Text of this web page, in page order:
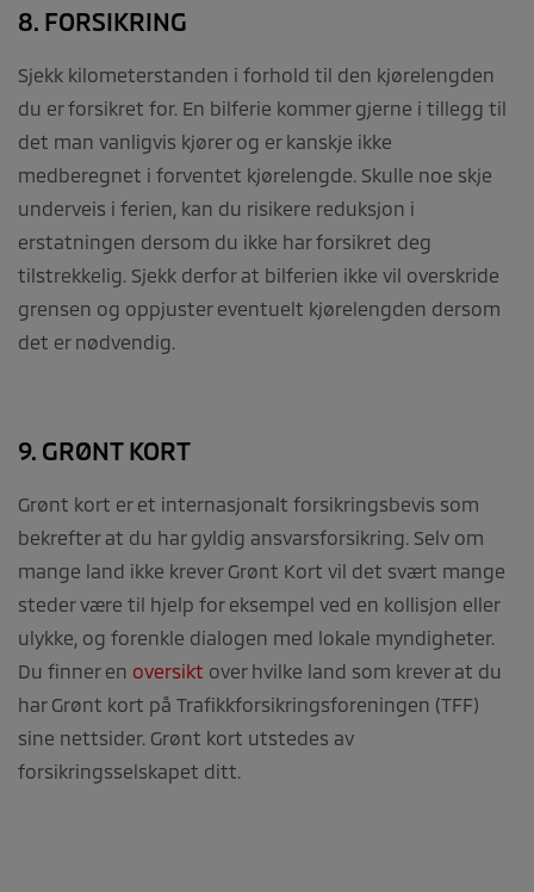
8. FORSIKRING
Sjekk kilometerstanden i forhold til den kjørelengden
du er forsikret for. En bilferie kommer gjerne i tillegg til
det man vanligvis kjører og er kanskje ikke
medberegnet i forventet kjørelengde. Skulle noe skje
underveis i ferien, kan du risikere reduksjon i
erstatningen dersom du ikke har forsikret deg
tilstrekkelig. Sjekk derfor at bilferien ikke vil overskride
grensen og oppjuster eventuelt kjørelengden dersom
det er nødvendig.
9. GRØNT KORT
Grønt kort er et internasjonalt forsikringsbevis som
bekrefter at du har gyldig ansvarsforsikring. Selv om
mange land ikke krever Grønt Kort vil det svært mange
steder være til hjelp for eksempel ved en kollisjon eller
ulykke, og forenkle dialogen med lokale myndigheter.
Du finner en oversikt over hvilke land som krever at du
har Grønt kort på Trafikkforsikringsforeningen (TFF)
sine nettsider. Grønt kort utstedes av
forsikringsselskapet ditt.